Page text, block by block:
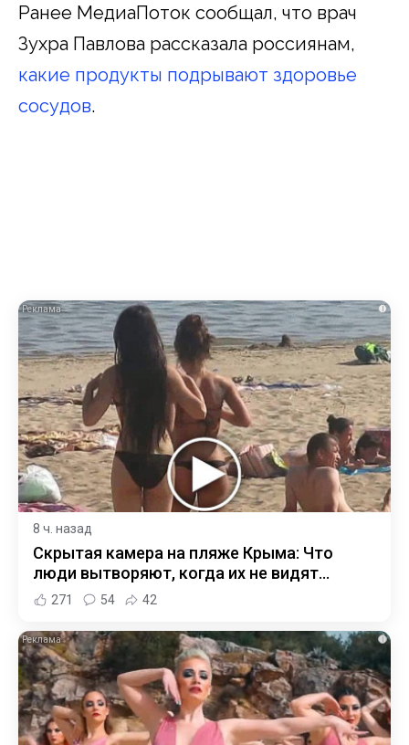
Ранее МедиаПоток сообщал, что врач
Зухра Павлова рассказала россиянам,
какие продукты подрывают здоровье
сосудов.
i
8 ч. назад
Скрытая камера на пляже Крыма: Что
люди вытворяют, когда их не видят...
271 54 42
i